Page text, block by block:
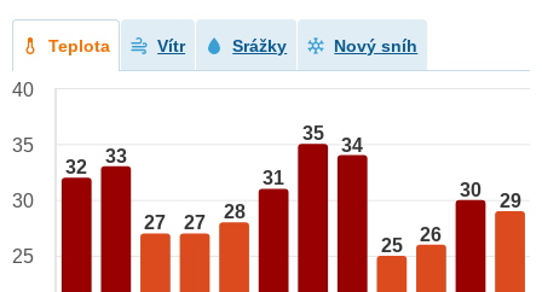
Teplota Vítr Srážky Nový sníh
32
33
27 27
28
31
35
34
25
26
30
29
40
35
30
25